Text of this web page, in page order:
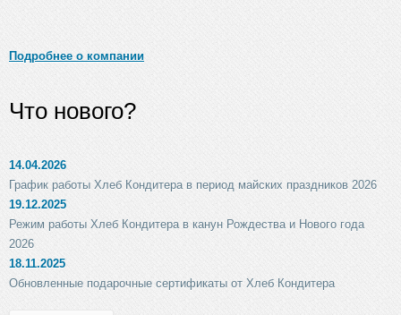
Подробнее о компании
Что нового?
14.04.2026
График работы Хлеб Кондитера в период майских праздников 2026
19.12.2025
Режим работы Хлеб Кондитера в канун Рождества и Нового года
2026
18.11.2025
Обновленные подарочные сертификаты от Хлеб Кондитера